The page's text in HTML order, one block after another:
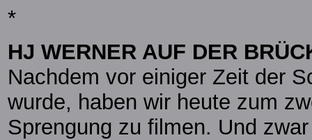
*
HJ WERNER AUF DER
Nachdem vor einiger Zeit der
wurde, haben wir heute zum
Sprengung zu filmen. Und